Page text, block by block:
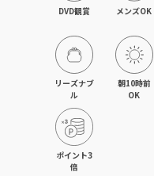
帯広・十勝
北海道その他
DVD観賞 メンズOK
リーズナブ
ル
朝10時前
OK
ポイント3
倍